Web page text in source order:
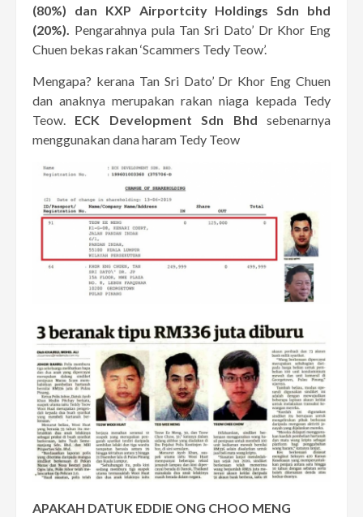
(80%)
dan KXP Airportcity Holdings Sdn bhd
(20%). Pengarahnya pula Tan Sri Dato’ Dr Khor Eng
Chuen bekas rakan ‘Scammers Tedy Teow’.
Mengapa? kerana Tan Sri Dato’ Dr Khor Eng Chuen
dan anaknya merupakan rakan niaga kepada Tedy
Teow. ECK Development Sdn Bhdsebenarnya
menggunakan dana haram Tedy Teow
APAKAH DATUK EDDIE ONG CHOO MENG